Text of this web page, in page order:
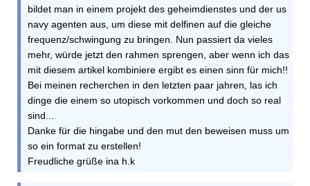
bildet man in einem projekt des geheimdienstes und der us
navy agenten aus, um diese mit delfinen auf die gleiche
frequenz/schwingung zu bringen. Nun passiert da vieles
mehr, würde jetzt den rahmen sprengen, aber wenn ich das
mit diesem artikel kombiniere ergibt es einen sinn für mich!!
Bei meinen recherchen in den letzten paar jahren, las ich
dinge die einem so utopisch vorkommen und doch so real
sind...
Danke für die hingabe und den mut den beweisen muss um
so ein format zu erstellen!
Freudliche grüße ina h.k